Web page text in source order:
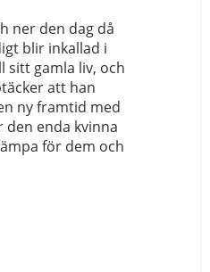
ner den dag då
blir inkallad i
sitt gamla liv, och
att han
ny framtid med
enda kvinna
för dem och